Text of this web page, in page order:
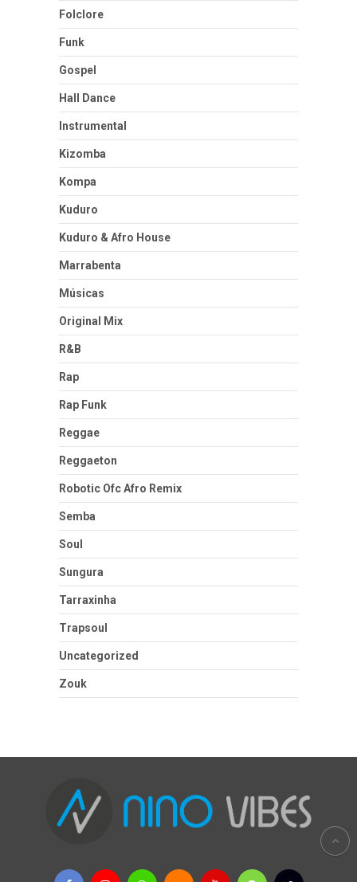
Folclore
Funk
Gospel
Hall Dance
Instrumental
Kizomba
Kompa
Kuduro
Kuduro & Afro House
Marrabenta
Músicas
Original Mix
R&B
Rap
Rap Funk
Reggae
Reggaeton
Robotic Ofc Afro Remix
Semba
Soul
Sungura
Tarraxinha
Trapsoul
Uncategorized
Zouk